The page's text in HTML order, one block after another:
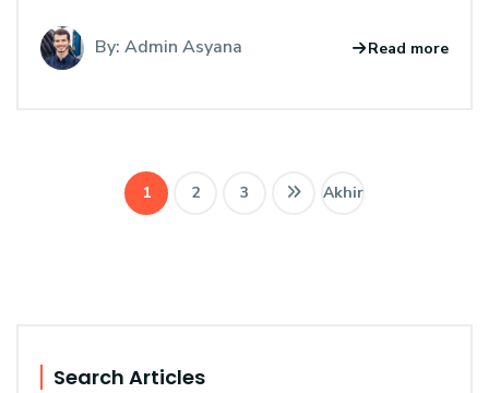
By: Admin Asyana Read more
1 2 3 Akhir
Search Articles